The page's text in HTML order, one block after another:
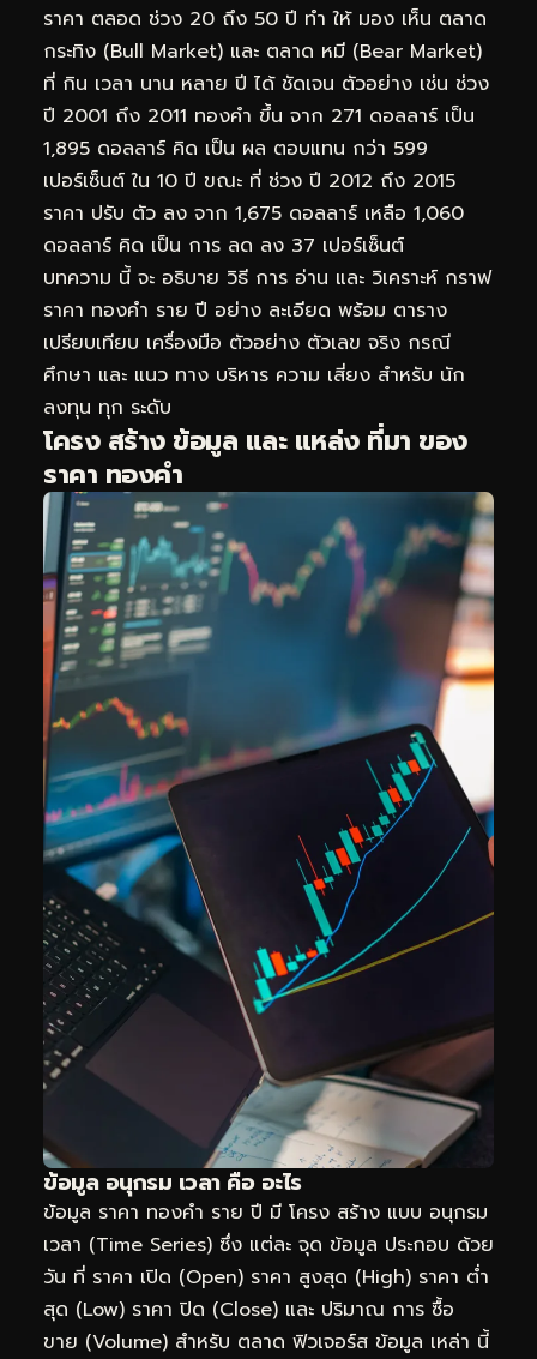
ราคา ตลอด ช่วง 20 ถึง 50 ปี ทำ ให้ มอง เห็น ตลาด
กระทิง (Bull Market) และ ตลาด หมี (Bear Market)
ที่ กิน เวลา นาน หลาย ปี ได้ ชัดเจน ตัวอย่าง เช่น ช่วง
ปี 2001 ถึง 2011 ทองคำ ขึ้น จาก 271 ดอลลาร์ เป็น
1,895 ดอลลาร์ คิด เป็น ผล ตอบแทน กว่า 599
เปอร์เซ็นต์ ใน 10 ปี ขณะ ที่ ช่วง ปี 2012 ถึง 2015
ราคา ปรับ ตัว ลง จาก 1,675 ดอลลาร์ เหลือ 1,060
ดอลลาร์ คิด เป็น การ ลด ลง 37 เปอร์เซ็นต์
บทความ นี้ จะ อธิบาย วิธี การ อ่าน และ วิเคราะห์ กราฟ
ราคา ทองคำ ราย ปี อย่าง ละเอียด พร้อม ตาราง
เปรียบเทียบ เครื่องมือ ตัวอย่าง ตัวเลข จริง กรณี
ศึกษา และ แนว ทาง บริหาร ความ เสี่ยง สำหรับ นัก
ลงทุน ทุก ระดับ
โครง สร้าง ข้อมูล และ แหล่ง ที่มา ของ
ราคา ทองคำ
ข้อมูล อนุกรม เวลา คือ อะไร
ข้อมูล ราคา ทองคำ ราย ปี มี โครง สร้าง แบบ อนุกรม
เวลา (Time Series) ซึ่ง แต่ละ จุด ข้อมูล ประกอบ ด้วย
วัน ที่ ราคา เปิด (Open) ราคา สูงสุด (High) ราคา ต่ำ
สุด (Low) ราคา ปิด (Close) และ ปริมาณ การ ซื้อ
ขาย (Volume) สำหรับ ตลาด ฟิวเจอร์ส ข้อมูล เหล่า นี้